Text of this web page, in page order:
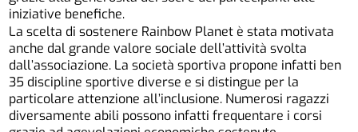
iniziative benefiche.
La scelta di sostenere Rainbow Planet è stata motivata
anche dal grande valore sociale dell’attività svolta
dall’associazione. La società sportiva propone infatti ben
35 discipline sportive diverse e si distingue per la
particolare attenzione all’inclusione. Numerosi ragazzi
diversamente abili possono infatti frequentare i corsi